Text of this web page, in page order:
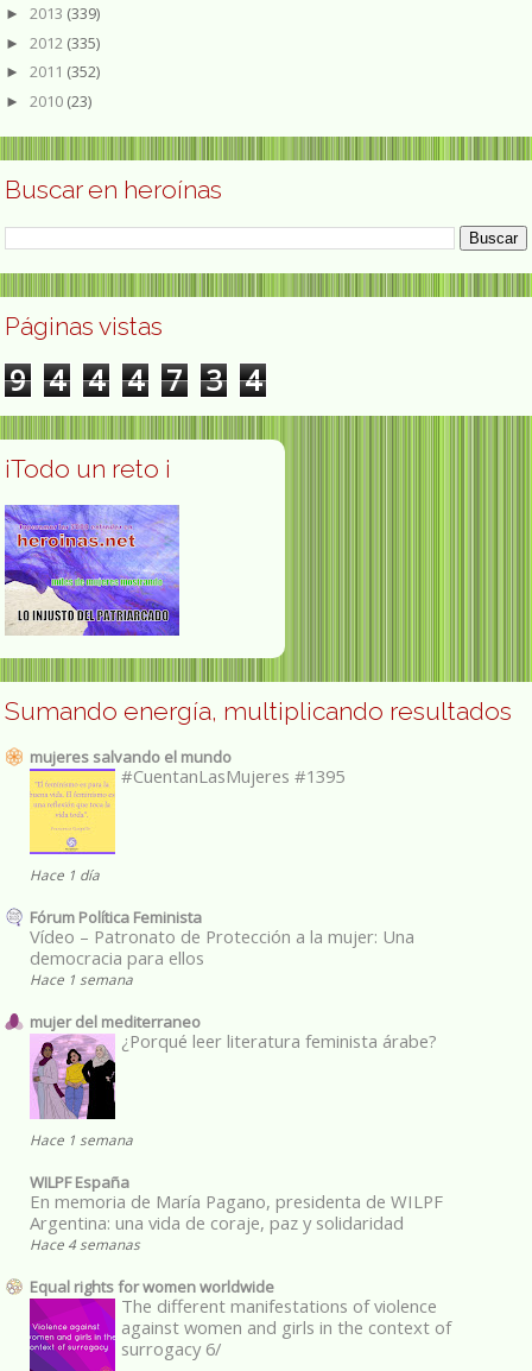
► 2013 (339)
► 2012 (335)
► 2011 (352)
► 2010 (23)
Buscar en heroínas
Páginas vistas
9 4 4 4 7 3 4
¡Todo un reto ¡
Sumando energía, multiplicando resultados
mujeres salvando el mundo
#CuentanLasMujeres #1395
Hace 1 día
Fórum Política Feminista
Vídeo – Patronato de Protección a la mujer: Una
democracia para ellos
Hace 1 semana
mujer del mediterraneo
¿Porqué leer literatura feminista árabe?
Hace 1 semana
WILPF España
En memoria de María Pagano, presidenta de WILPF
Argentina: una vida de coraje, paz y solidaridad
Hace 4 semanas
Equal rights for women worldwide
The different manifestations of violence
against women and girls in the context of
surrogacy 6/